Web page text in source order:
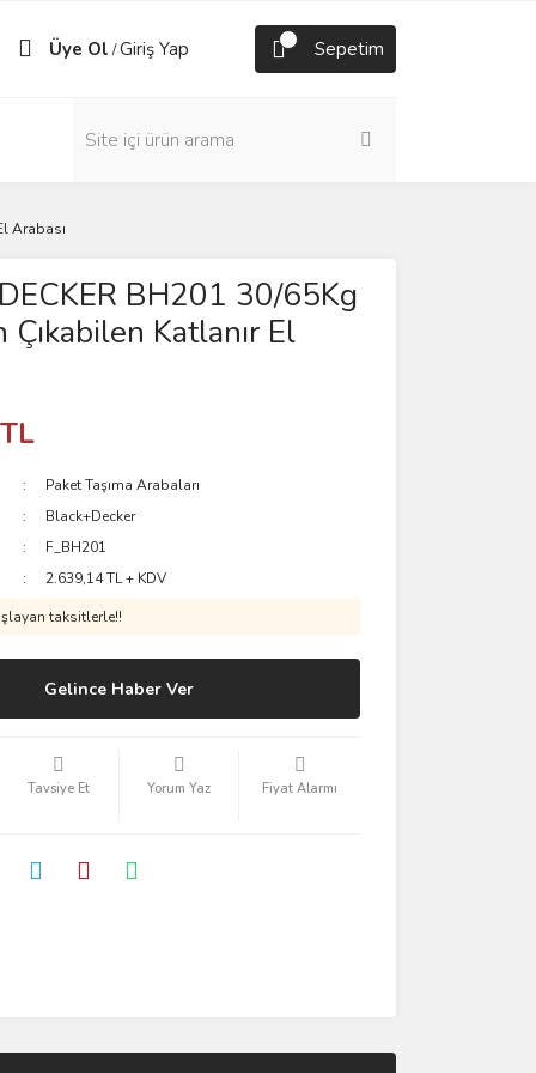
Üye Ol /Giriş Yap Sepetim
Arabası
BH201 30/65Kg
Çıkabilen Katlanır El
Paket Taşıma Arabaları
Black+Decker
F_BH201
2.639,14 TL + KDV
taksitlerle!!
Gelince Haber Ver
Tavsiye Et Yorum Yaz Fiyat Alarmı